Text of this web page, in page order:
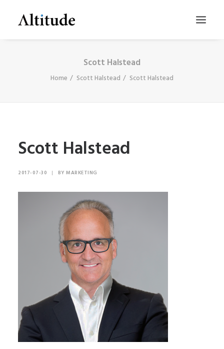
Scott Halstead
Home Scott Halstead Scott Halstead
Scott Halstead
2017-07-30 | BY MARKETING